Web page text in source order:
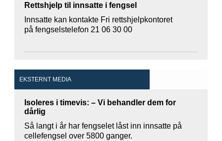
Rettshjelp til innsatte i fengsel
Innsatte kan kontakte Fri rettshjelpkontoret
på fengselstelefon 21 06 30 00
EKSTERNT MEDIA
Isoleres i timevis: – Vi behandler dem for
dårlig
Så langt i år har fengselet låst inn innsatte på
cellefengsel over 5800 ganger.